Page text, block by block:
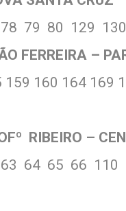
79 80 129 130
FERREIRA –
159 160 164 169
RIBEIRO –
64 65 66 110